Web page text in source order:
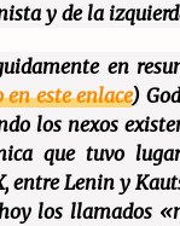
y movilizada, la
07/2026
por la República.
07/2026
y de la
en
este enlace)
los nexos
que tuvo
entre Lenin y
los llamados